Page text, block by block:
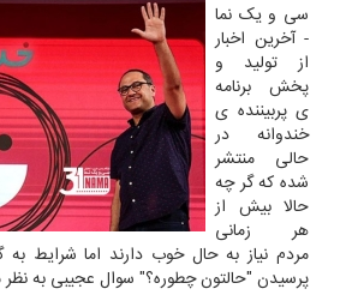
سی و یک نما
- آخرین اخبار
از تولید و
پخش برنامه
ی پربیننده ی
خندوانه در
حالی منتشر
شده که گر چه
حالا بیش از
هر زمانی
مردم نیاز به حال خوب دارند اما شرایط
پرسیدن "حالتون چطوره؟" سوال عجیبی به